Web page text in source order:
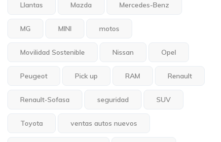
Llantas Mazda Mercedes-Benz
MG MINI motos
Movilidad Sostenible Nissan Opel
Peugeot Pick up RAM Renault
Renault-Sofasa seguridad SUV
Toyota ventas autos nuevos